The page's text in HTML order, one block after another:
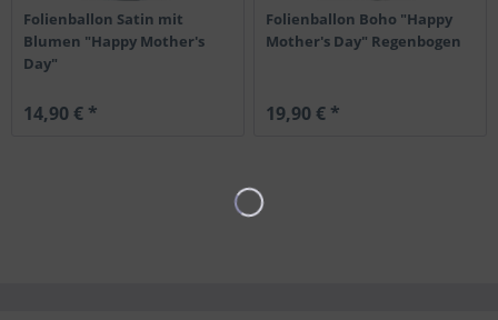
Folienballon Satin mit
Blumen "Happy Mother's
Day"
14,90 € *
Folienballon Boho "Happy
Mother's Day" Regenbogen
19,90 € *